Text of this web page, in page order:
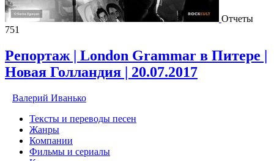
Отчеты
751
Репортаж | London Grammar в Питере |
Новая Голландия | 20.07.2017
Валерий Иванько
Тексты и переводы песен
Жанры
Компании
Фильмы и сериалы